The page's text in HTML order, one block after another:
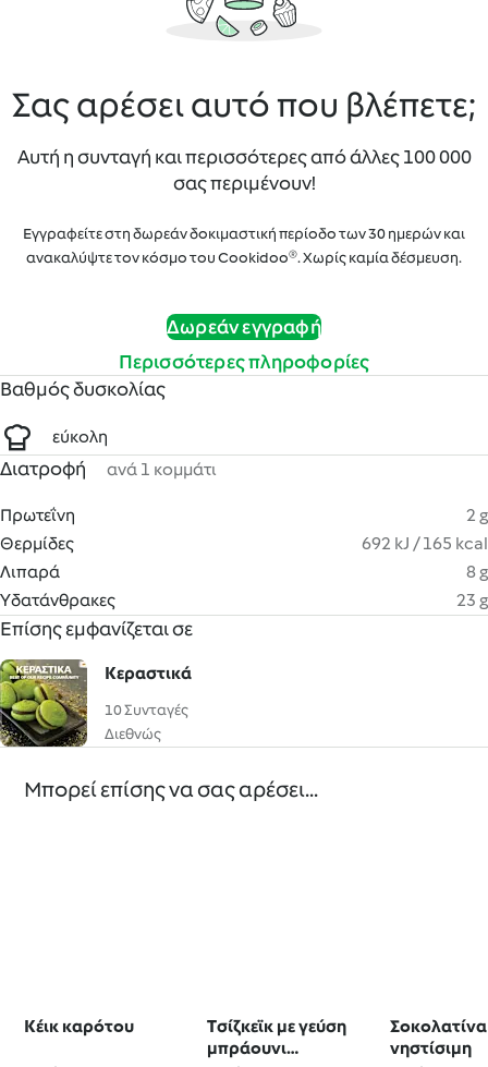
Σας αρέσει αυτό που βλέπετε;
Αυτή η συνταγή και περισσότερες από άλλες 100 000
σας περιμένουν!
Εγγραφείτε στη δωρεάν δοκιμαστική περίοδο των 30 ημερών και
ανακαλύψτε τον κόσμο του Cookidoo®. Χωρίς καμία δέσμευση.
Δωρεάν εγγραφή
Περισσότερες πληροφορίες
Βαθμός δυσκολίας
εύκολη
Διατροφή ανά 1 κομμάτι
Πρωτεΐνη
2 g
Θερμίδες
692 kJ / 165 kcal
Λιπαρά
8 g
Υδατάνθρακες
23 g
Επίσης εμφανίζεται σε
Κεραστικά
10 Συνταγές
Διεθνώς
Μπορεί επίσης να σας αρέσει...
Κέικ καρότου
Tσίζκεϊκ με γεύση
μπράουνι
Σοκολατίνα
νηστίσιμη